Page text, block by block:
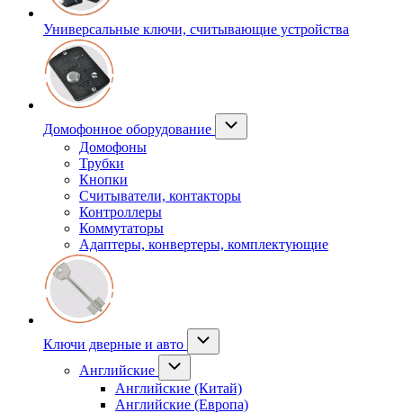
Универсальные ключи, считывающие устройства
Домофонное оборудование
Домофоны
Трубки
Кнопки
Считыватели, контакторы
Контроллеры
Коммутаторы
Адаптеры, конвертеры, комплектующие
Ключи дверные и авто
Английские
Английские (Китай)
Английские (Европа)